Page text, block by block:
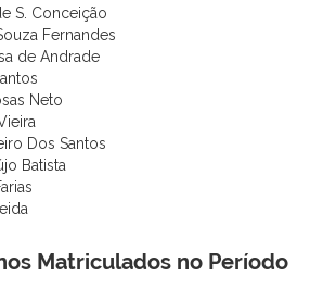
S. Conceição
Fernandes
de Andrade
Neto
Dos Santos
Batista
Matriculados no Período